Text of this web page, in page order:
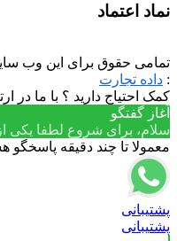
نماد اعتماد
تمامی حقوق برای این وب
: داده تجارت
کمک احتیاج دارید ؟ با ما در
آغاز گفتگو
سلام، برای شروع لطفا یکی از
معمولا تا چند دقیقه پاسخگو
پشتیبانی
پشتیبانی